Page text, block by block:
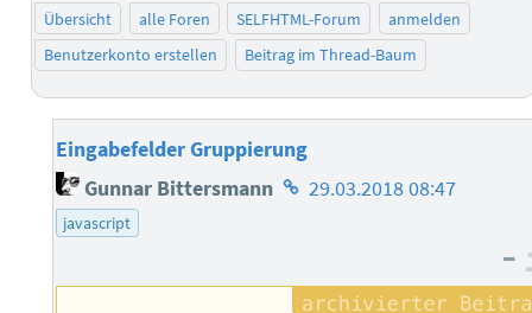
Übersicht alle Foren SELFHTML-Forum
anmelden
Benutzerkonto erstellen
Beitrag im Thread-Baum
Eingabefelder Gruppierung
Gunnar Bittersmann Homepage
29.03.2018 08:47
javascript
–